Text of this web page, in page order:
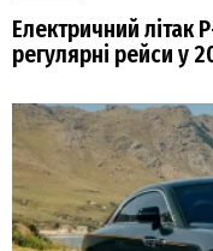
Електричний літак
регулярні рейси у